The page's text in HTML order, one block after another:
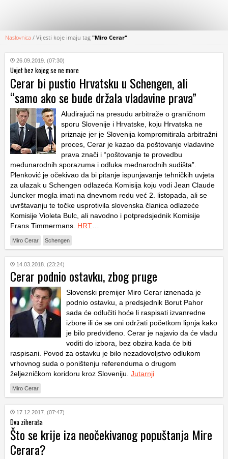
KATEGORIJE
HRVATSKI
WEB
Naslovnica / Vijesti koje imaju tag "Miro Cerar"
26.09.2019. (07:30)
Uvjet bez kojeg se ne more
Cerar bi pustio Hrvatsku u Schengen, ali
“samo ako se bude držala vladavine prava”
Aludirajući na presudu arbitraže o graničnom
sporu Slovenije i Hrvatske, koju Hrvatska ne
priznaje jer je Slovenija kompromitirala arbitražni
proces, Cerar je kazao da poštovanje vladavine
prava znači i “poštovanje te provedbu
međunarodnih sporazuma i odluka međnarodnih sudišta”.
Plenković je očekivao da bi pitanje ispunjavanje tehničkih uvjeta
za ulazak u Schengen odlazeća Komisija koju vodi Jean Claude
Juncker mogla imati na dnevnom redu već 2. listopada, ali se
uvrštavanju te točke usprotivila slovenska članica odlazeće
Komisije Violeta Bulc, ali navodno i potpredsjednik Komisije
Frans Timmermans. HRT
Miro Cerar Schengen
14.03.2018. (23:24)
Cerar podnio ostavku, zbog pruge
Slovenski premijer Miro Cerar iznenada je
podnio ostavku, a predsjednik Borut Pahor
sada će odlučiti hoće li raspisati izvanredne
izbore ili će se oni održati početkom lipnja kako
je bilo predviđeno. Cerar je najavio da će vladu
voditi do izbora, bez obzira kada će biti
raspisani. Povod za ostavku je bilo nezadovoljstvo odlukom
vrhovnog suda o poništenju referenduma o drugom
željezničkom koridoru kroz Sloveniju. Jutarnji
Miro Cerar
17.12.2017. (07:47)
Dva ziheraša
Što se krije iza neočekivanog popuštanja Mire
Cerara?